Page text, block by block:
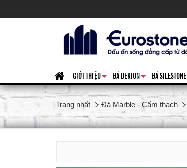
+
GIỚI THIỆU
+
ĐÁ DEKTON ĐÁ SILESTONE
Trang nhất Đá Marble - Cẩm thạch